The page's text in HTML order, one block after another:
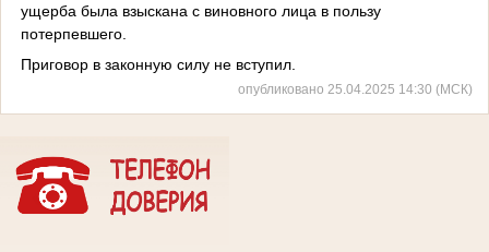
ущерба была взыскана с виновного лица в пользу
потерпевшего.
Приговор в законную силу не вступил.
опубликовано 25.04.2025 14:30 (МСК)